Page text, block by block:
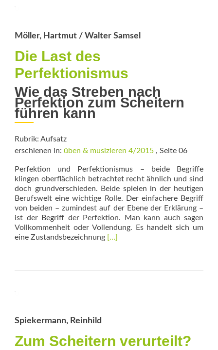
Möller, Hartmut / Walter Samsel
Die Last des
Perfektionismus
Wie das Streben nach
Perfektion zum Scheitern
führen kann
Rubrik: Aufsatz
erschienen in: üben & musizieren 4/2015 , Seite 06
Perfektion und Perfektionismus – beide Begriffe
klingen oberflächlich betrachtet recht ähnlich und sind
doch grundverschieden. Beide spielen in der heutigen
Berufswelt eine wichtige Rolle. Der einfachere Begriff
von beiden – zumindest auf der Ebene der Erklärung –
ist der Begriff der Perfektion. Man kann auch sagen
Vollkommenheit oder Vollendung. Es handelt sich um
eine ­Zustandsbezeichnung Read
[…]
Spiekermann, Reinhild
Zum Scheitern verurteilt?